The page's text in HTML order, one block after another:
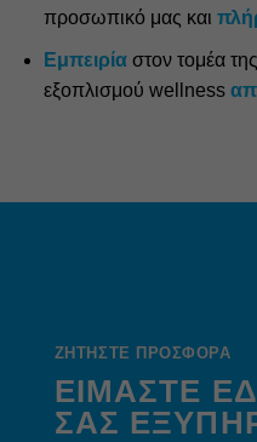
προσωπικό μας και
Εμπειρία στον τομέα
εξοπλισμού wellness
ΖΗΤΗΣΤΕ ΠΡΟΣΦΟΡΑ
ΕΙΜΑΣΤΕ
ΣΑΣ